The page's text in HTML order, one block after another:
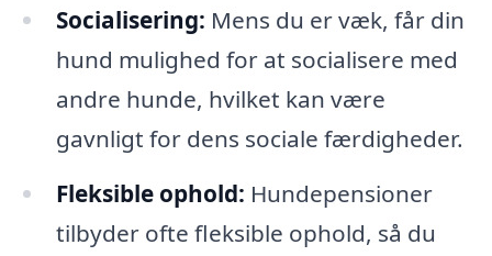
Socialisering: Mens du er væk, får din
hund mulighed for at socialisere med
andre hunde, hvilket kan være
gavnligt for dens sociale færdigheder.
Fleksible ophold: Hundepensioner
tilbyder ofte fleksible ophold, så du